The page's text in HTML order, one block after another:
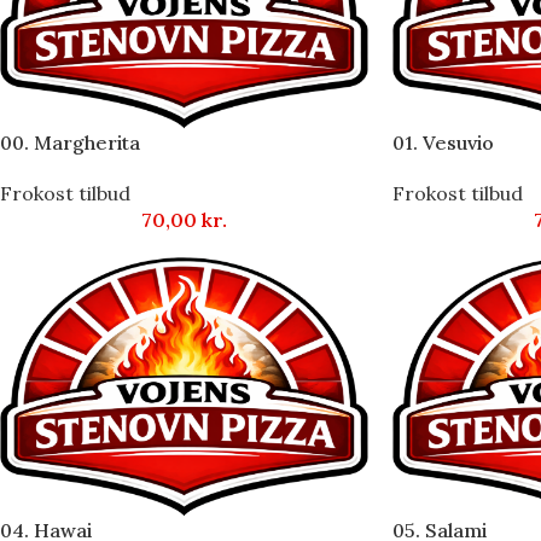
00. Margherita
Frokost tilbud
70,00 kr.
01. Vesuvio
Frokost tilbud
04. Hawai 05. Salami